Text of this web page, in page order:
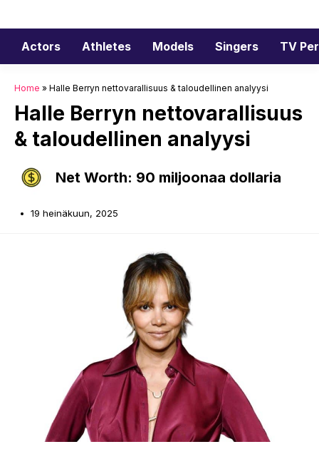
sisältöön
Actors
Athletes Models Singers TV
Home » Halle Berryn nettovarallisuus & taloudellinen analyysi
Halle Berryn nettovarallisuus
& taloudellinen analyysi
Net Worth: 90 miljoonaa dollaria
19 heinäkuun, 2025